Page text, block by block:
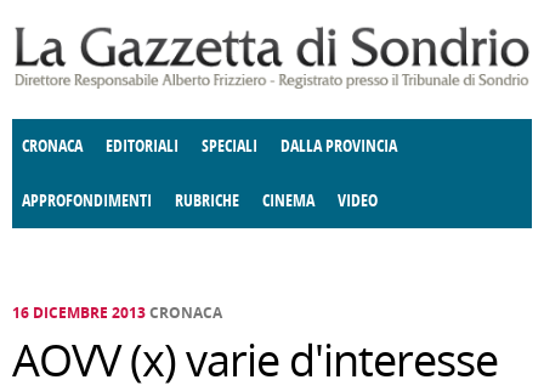
CRONACA EDITORIALI SPECIALI DALLA PROVINCIA
APPROFONDIMENTI
E SPETTACOLI POLITICA
RUBRICHE
DELLE IDEE FATTI DELLO SPIRITO
CINEMA VIDEO
16 DICEMBRE 2013CRONACA
AOVV (x) varie d'interesse